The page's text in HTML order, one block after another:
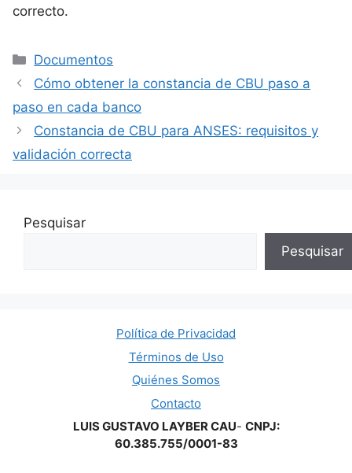
correcto.
Categorías
Documentos
Cómo obtener la constancia de CBU paso a
paso en cada banco
Constancia de CBU para ANSES: requisitos y
validación correcta
Pesquisar
Pesquisar
Política de Privacidad
Términos de Uso
Quiénes Somos
Contacto
LUIS GUSTAVO LAYBER CAU- CNPJ:
60.385.755/0001-83